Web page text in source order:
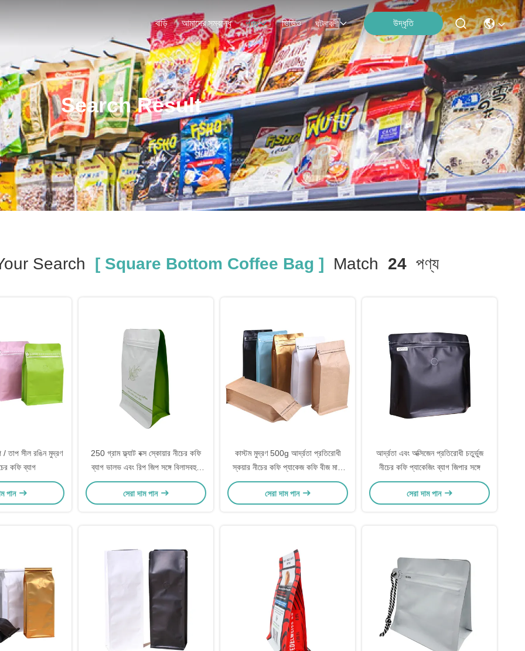
বাড়ি আমাদের সম্বন্ধে পণ্য ভিডিও ঘটনাবলী উদ্ধৃতি
Search Result
Search [ Square Bottom Coffee Bag ] Match 24 পণ্য
/ তাপ সীল রঙিন মুদ্রণ
কফি ব্যাগ
পান
250 গ্রাম ফ্ল্যাট বক্স স্কোয়ার নীচের কফি
ব্যাগ ভালভ এবং রিপ জিপ সঙ্গে বিলাসবহুল
ম্যাট হোয়াইট অ্যালুমিনিয়াম ফয়েল লেপা
সেরা দাম পান
কাস্টম মুদ্রণ 500g আর্দ্রতা প্রতিরোধী
স্কয়ার নীচের কফি প্যাকেজ কফি বীজ মাটি
কফি প্যাকেজিং জন্য জিপার সঙ্গে
সেরা দাম পান
আর্দ্রতা এবং অক্সিজেন প্রতিরোধী চতুর্ভুজ
নীচের কফি প্যাকেজিং ব্যাগ জিপার সঙ্গে
সেরা দাম পান